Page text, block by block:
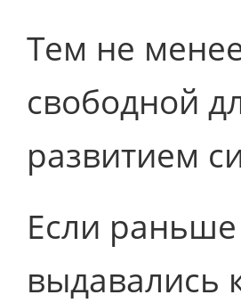
Тем не
свободной
развитием
Если
выдавались